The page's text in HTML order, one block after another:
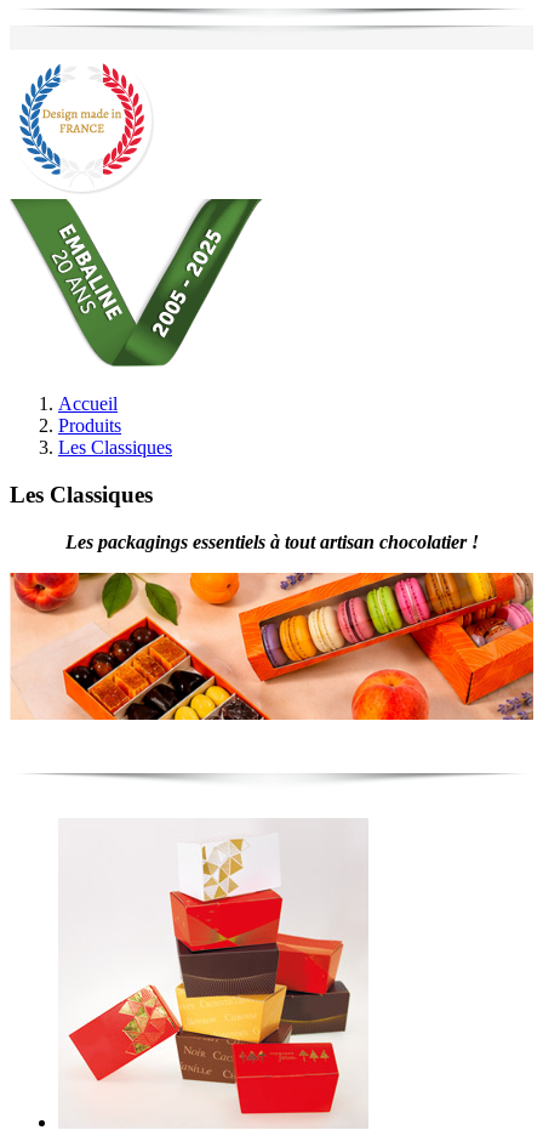
Accueil
Produits
Les Classiques
Les Classiques
Les packagings essentiels à tout artisan chocolatier !